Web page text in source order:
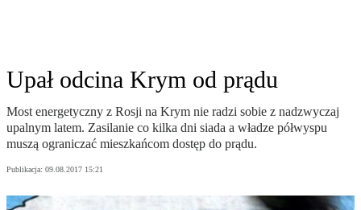
Upał odcina Krym od prądu
Most energetyczny z Rosji na Krym nie radzi sobie z nadzwyczaj
upalnym latem. Zasilanie co kilka dni siada a władze półwyspu
muszą ograniczać mieszkańcom dostęp do prądu.
Publikacja: 09.08.2017 15:21